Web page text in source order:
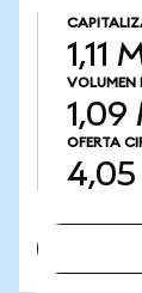
1,11
VOLUMEN
1,09
OFERTA